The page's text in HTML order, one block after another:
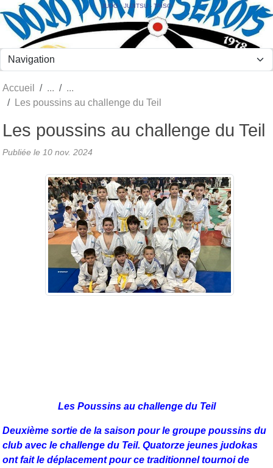
JUDO - JUJITSU - TAÏSO
Accueil
Les poussins au challenge du Teil
Les poussins au challenge du Teil
Publiée le 10 nov. 2024
Les Poussins au challenge du Teil
Deuxième sortie de la saison pour le groupe poussins du
club avec le challenge du Teil. Quatorze jeunes judokas
ont fait le déplacement pour ce traditionnel tournoi de
Panneau de gestion des cookies